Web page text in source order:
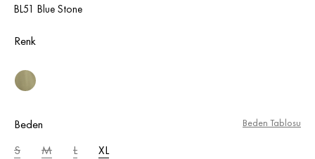
BL51 Blue Stone
Renk
Beden
S
M L XL
Beden Tablosu